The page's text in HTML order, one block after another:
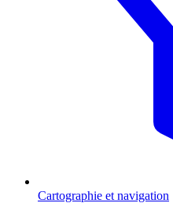
Cartographie et navigation